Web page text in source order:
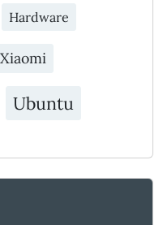
Hardware
Xiaomi
Ubuntu